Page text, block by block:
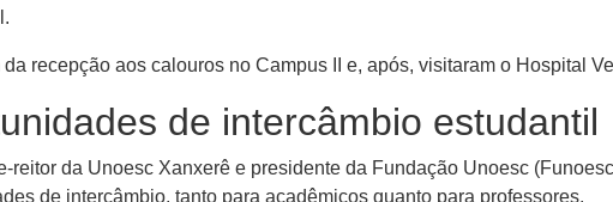
recepção aos calouros no Campus II e, após, visitaram o Hospital
de intercâmbio estudantil
reitor da Unoesc Xanxerê e presidente da Fundação Unoesc
de intercâmbio, tanto para acadêmicos quanto para professores.